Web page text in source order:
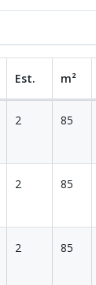
Est. m²
2 85
2 85
2 85